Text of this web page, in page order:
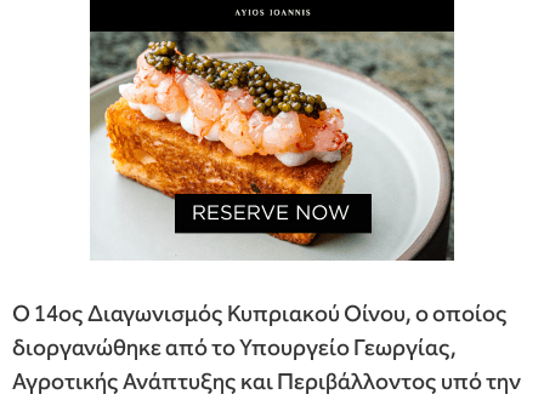
Ο 14ος Διαγωνισμός Κυπριακού Οίνου, ο οποίος
διοργανώθηκε από το Υπουργείο Γεωργίας,
Αγροτικής Ανάπτυξης και Περιβάλλοντος υπό την